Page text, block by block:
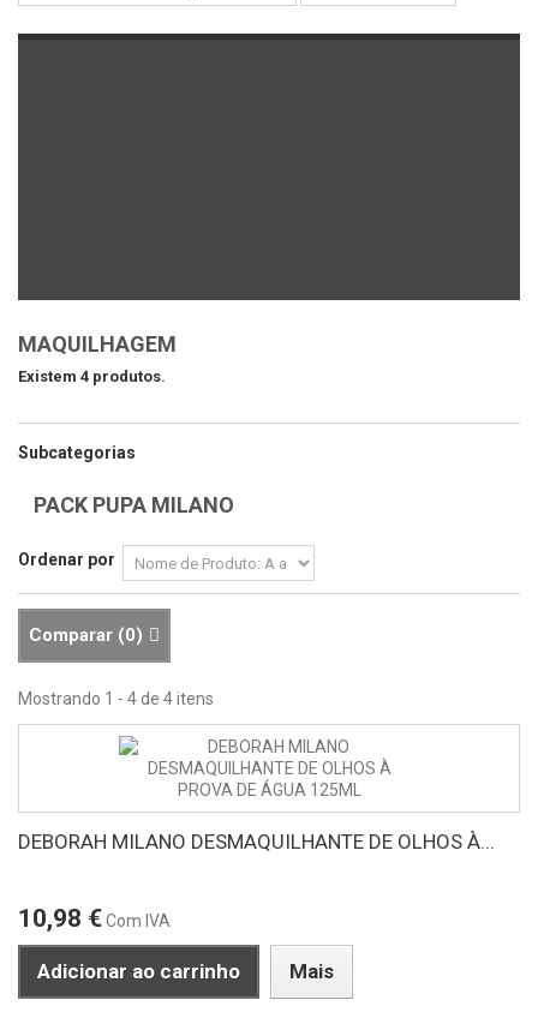
MAQUILHAGEM
Existem 4 produtos.
Subcategorias
PACK PUPA MILANO
Ordenar por
Comparar (0)
Mostrando 1 - 4 de 4 itens
DEBORAH MILANO DESMAQUILHANTE DE OLHOS À...
10,98 €Com IVA
Adicionar ao carrinho Mais